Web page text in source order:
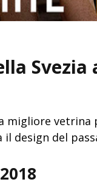
Svezia
migliore vetrina
il design del